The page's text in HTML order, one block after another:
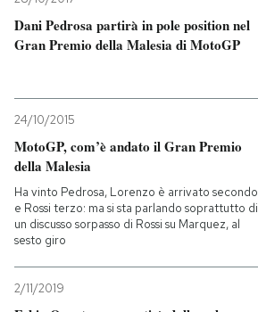
Dani Pedrosa partirà in pole position nel
Gran Premio della Malesia di MotoGP
24/10/2015
MotoGP, com’è andato il Gran Premio
della Malesia
Ha vinto Pedrosa, Lorenzo è arrivato secondo
e Rossi terzo: ma si sta parlando soprattutto di
un discusso sorpasso di Rossi su Marquez, al
sesto giro
2/11/2019